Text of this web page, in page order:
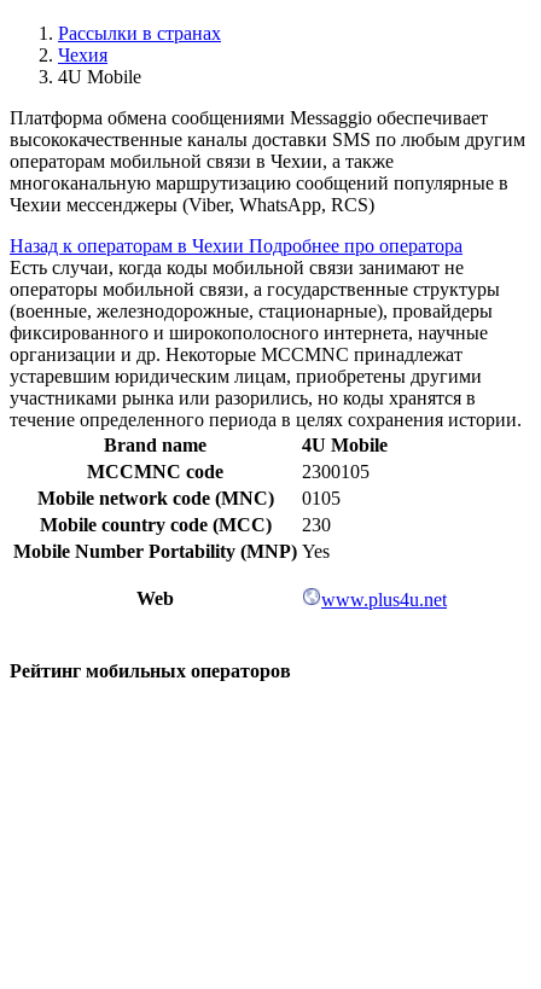
Рассылки в странах
Чехия
4U Mobile
Платформа обмена сообщениями Messaggio обеспечивает
высококачественные каналы доставки SMS по любым другим
операторам мобильной связи в Чехии, а также
многоканальную маршрутизацию сообщений популярные в
Чехии мессенджеры (Viber, WhatsApp, RCS)
Назад к операторам в Чехии Подробнее про оператора
Есть случаи, когда коды мобильной связи занимают не
операторы мобильной связи, а государственные структуры
(военные, железнодорожные, стационарные), провайдеры
фиксированного и широкополосного интернета, научные
организации и др. Некоторые MCCMNC принадлежат
устаревшим юридическим лицам, приобретены другими
участниками рынка или разорились, но коды хранятся в
течение определенного периода в целях сохранения истории.
Brand name
4U Mobile
MCCMNC code
2300105
Mobile network code (MNC)
0105
Mobile country code (MCC)
230
Mobile Number Portability (MNP) Yes
Web www.plus4u.net
Рейтинг мобильных операторов